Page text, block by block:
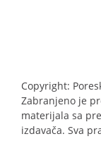
Copyright:
Zabranjeno je
materijala sa
izdavača. Sva